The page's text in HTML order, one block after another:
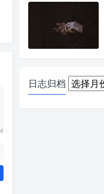
日志归档 日